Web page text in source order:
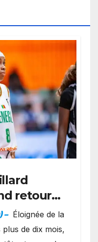
retour
– Éloignée de la
de dix mois,